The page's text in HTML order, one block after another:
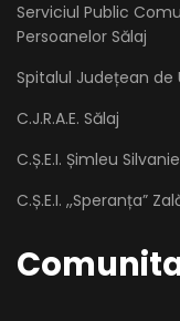
Serviciul Public
Persoanelor Sălaj
Spitalul Județean de
C.J.R.A.E. Sălaj
C.Ș.E.I. Șimleu
C.Ș.E.I. ,,Speranța”